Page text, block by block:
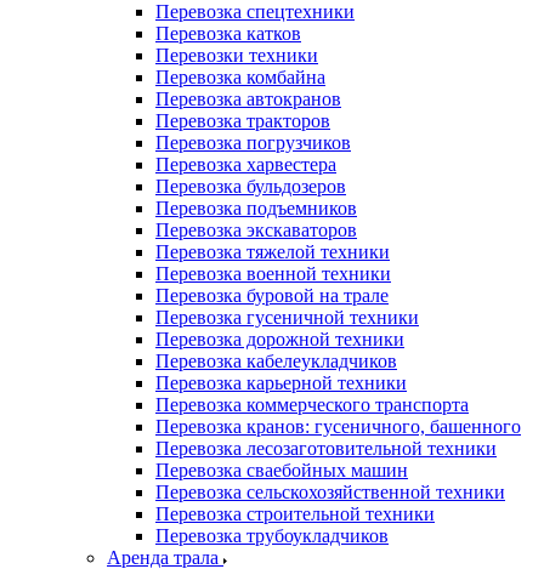
Перевозка спецтехники
Перевозка катков
Перевозки техники
Перевозка комбайна
Перевозка автокранов
Перевозка тракторов
Перевозка погрузчиков
Перевозка харвестера
Перевозка бульдозеров
Перевозка подъемников
Перевозка экскаваторов
Перевозка тяжелой техники
Перевозка военной техники
Перевозка буровой на трале
Перевозка гусеничной техники
Перевозка дорожной техники
Перевозка кабелеукладчиков
Перевозка карьерной техники
Перевозка коммерческого транспорта
Перевозка кранов: гусеничного, башенного
Перевозка лесозаготовительной техники
Перевозка сваебойных машин
Перевозка сельскохозяйственной техники
Перевозка строительной техники
Перевозка трубоукладчиков
Аренда трала